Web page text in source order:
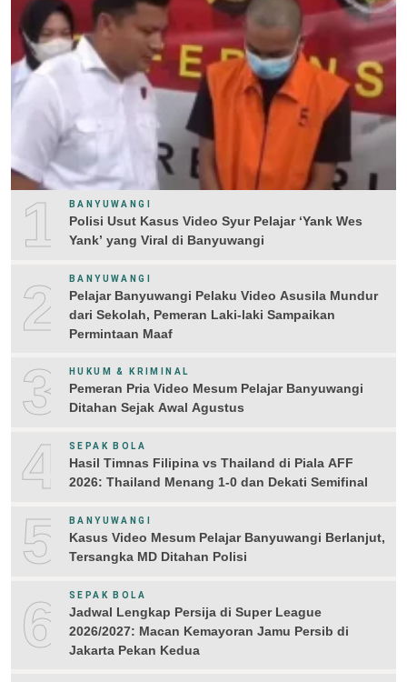
1 BANYUWANGI
Polisi Usut Kasus Video Syur Pelajar ‘Yank Wes
Yank’ yang Viral di Banyuwangi
2 BANYUWANGI
Pelajar Banyuwangi Pelaku Video Asusila Mundur
dari Sekolah, Pemeran Laki-laki Sampaikan
Permintaan Maaf
3 HUKUM & KRIMINAL
Pemeran Pria Video Mesum Pelajar Banyuwangi
Ditahan Sejak Awal Agustus
4 SEPAK BOLA
Hasil Timnas Filipina vs Thailand di Piala AFF
2026: Thailand Menang 1-0 dan Dekati Semifinal
5 BANYUWANGI
Kasus Video Mesum Pelajar Banyuwangi Berlanjut,
Tersangka MD Ditahan Polisi
6 SEPAK BOLA
Jadwal Lengkap Persija di Super League
2026/2027: Macan Kemayoran Jamu Persib di
Jakarta Pekan Kedua